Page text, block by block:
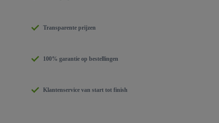
Transparente prijzen
100% garantie op bestellingen
Klantenservice van start tot finish